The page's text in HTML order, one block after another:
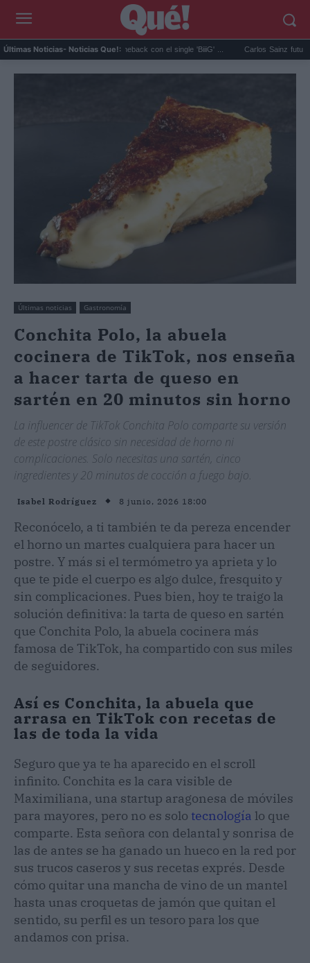
Últimas Noticias- Noticias Que!:
BIGBANG anuncia su comeback con el single 'BiiiG' ... Carlos Sainz futuro en el
Últimas noticias Gastronomía
Conchita Polo, la abuela
cocinera de TikTok, nos enseña
a hacer tarta de queso en
sartén en 20 minutos sin horno
La influencer de TikTok Conchita Polo comparte su versión
de este postre clásico sin necesidad de horno ni
complicaciones. Solo necesitas una sartén, cinco
ingredientes y 20 minutos de cocción a fuego bajo.
Isabel Rodríguez 8 junio, 2026 18:00
Reconócelo, a ti también te da pereza encender
el horno un martes cualquiera para hacer un
postre. Y más si el termómetro ya aprieta y lo
que te pide el cuerpo es algo dulce, fresquito y
sin complicaciones. Pues bien, hoy te traigo la
solución definitiva: la tarta de queso en sartén
que Conchita Polo, la abuela cocinera más
famosa de TikTok, ha compartido con sus miles
de seguidores.
Así es Conchita, la abuela que
arrasa en TikTok con recetas de
las de toda la vida
Seguro que ya te ha aparecido en el scroll
infinito. Conchita es la cara visible de
Maximiliana, una startup aragonesa de móviles
para mayores, pero no es solo tecnología lo que
comparte. Esta señora con delantal y sonrisa de
las de antes se ha ganado un hueco en la red por
sus trucos caseros y sus recetas exprés. Desde
cómo quitar una mancha de vino de un mantel
hasta unas croquetas de jamón que quitan el
sentido, su perfil es un tesoro para los que
andamos con prisa.